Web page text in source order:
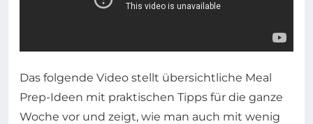
Das folgende Video stellt übersichtliche Meal
Prep-Ideen mit praktischen Tipps für die ganze
Woche vor und zeigt, wie man auch mit wenig